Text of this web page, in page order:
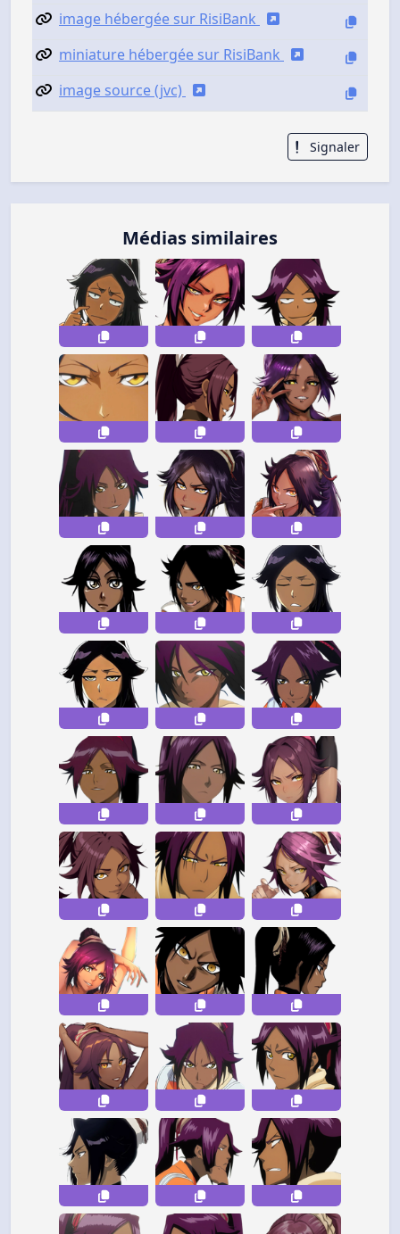
image hébergée sur RisiBank
miniature hébergée sur RisiBank
image source (jvc)
Signaler
Médias similaires